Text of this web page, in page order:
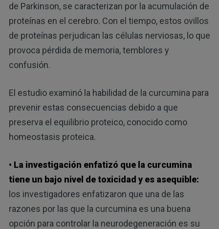
de Parkinson, se caracterizan por la acumulación de
proteínas en el cerebro. Con el tiempo, estos ovillos
de proteínas perjudican las células nerviosas, lo que
provoca pérdida de memoria, temblores y
confusión.
El estudio examinó la habilidad de la curcumina para
prevenir estas consecuencias debido a que
preserva el equilibrio proteico, conocido como
homeostasis proteica.
• La investigación enfatizó que la curcumina
tiene un bajo nivel de toxicidad y es asequible:
los investigadores enfatizaron que una de las
razones por las que la curcumina es una buena
opción para controlar la neurodegeneración es su